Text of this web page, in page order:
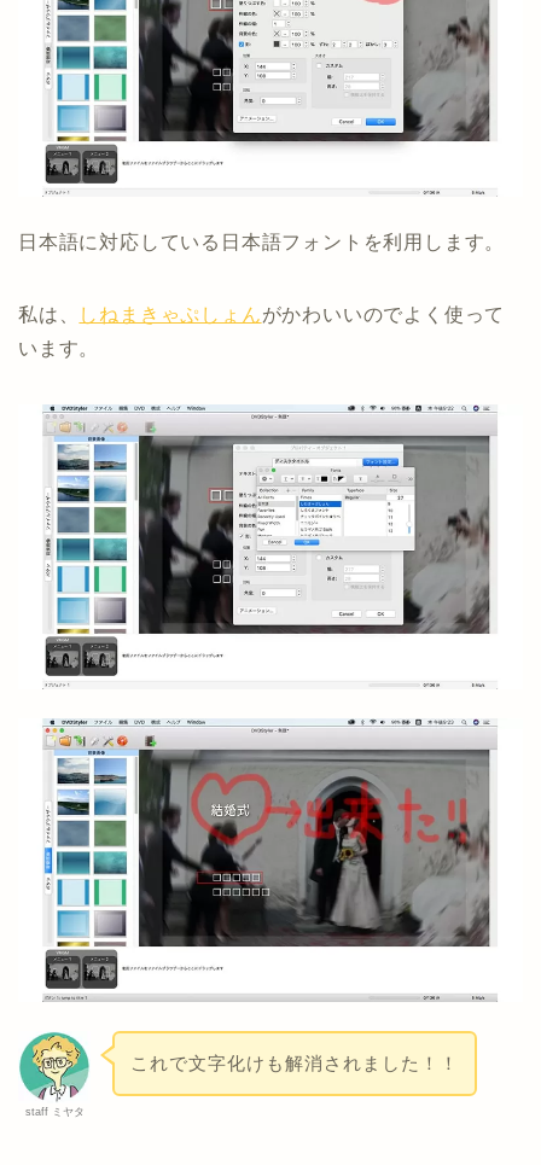
日本語に対応している日本語フォントを利用します。
私は、 しねまきゃぷしょんがかわいいのでよく使って
います。
staff ミヤタ
これで文字化けも解消されました！！